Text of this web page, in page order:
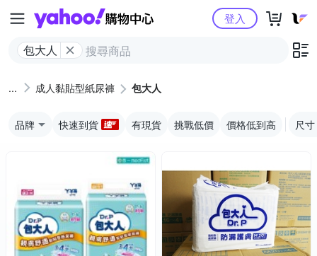
Yahoo購物中心
包大人
登入
成人黏貼型紙尿褲 包大人
品牌 快速到貨 有現貨 挑戰低價 價格低到高 尺寸